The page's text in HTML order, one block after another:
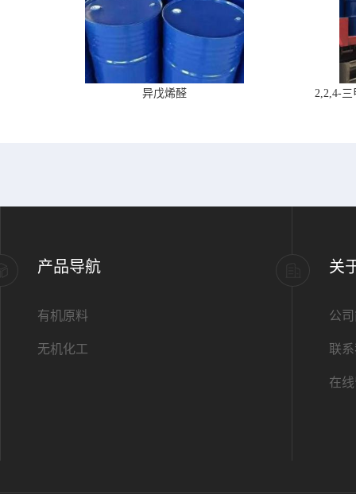
异戊烯醛 2,2,4-
产品导航
有机原料
无机化工
关
公
联
在